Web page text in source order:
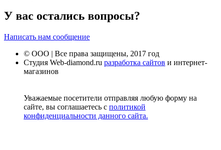
У вас остались вопросы?
Написать нам сообщение
© ООО | Все права защищены, 2017 год
Студия Web-diamond.ru разработка сайтов и интернет-
магазинов
Уважаемые посетители отправляя любую форму на
сайте, вы соглашаетесь с политикой
конфиденциальности данного сайта.